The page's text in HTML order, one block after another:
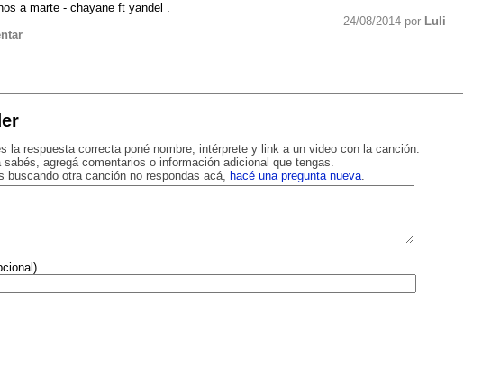
a marte - chayane ft yandel .
24/08/2014 por Luli
la respuesta correcta poné nombre, intérprete y link a un video con la canción.
sabés, agregá comentarios o información adicional que tengas.
buscando otra canción no respondas acá, hacé una pregunta nueva.